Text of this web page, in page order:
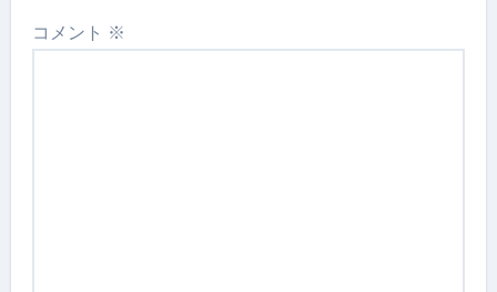
コメント ※